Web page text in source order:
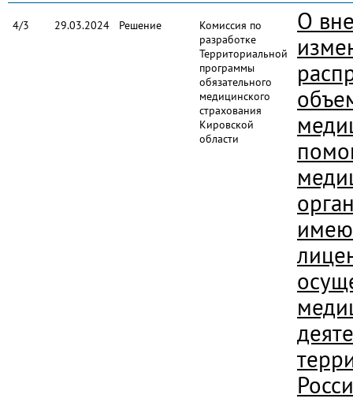
4/3 29.03.2024 Решение
Комиссия по
разработке
Территориальной
программы
обязательного
медицинского
страхования
Кировской
области
О